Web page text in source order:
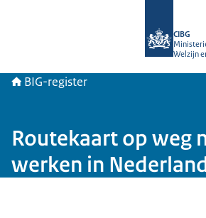
CIBG
Welzijn
BIG-register
Routekaart op weg
werken in